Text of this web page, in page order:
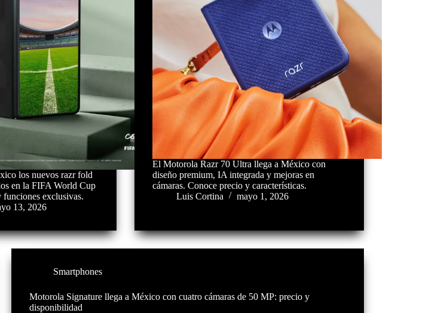
los nuevos razr fold
en la FIFA World Cup
exclusivas.
13, 2026
El Motorola Razr 70 Ultra llega a México con
diseño premium, IA integrada y mejoras en
cámaras. Conoce precio y características.
Luis Cortina
mayo 1, 2026
Smartphones
Motorola Signature llega a México con cuatro cámaras de 50 MP: precio y
disponibilidad